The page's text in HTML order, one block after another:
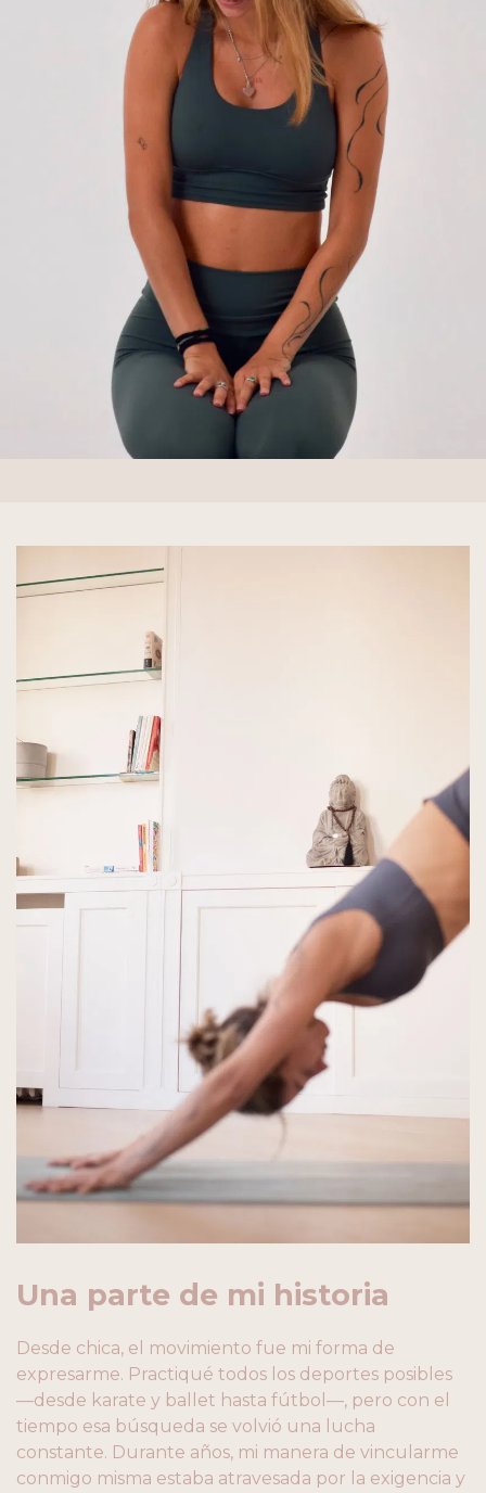
Una parte de mi historia
Desde chica, el movimiento fue mi forma de
expresarme. Practiqué todos los deportes posibles
—desde karate y ballet hasta fútbol—, pero con el
tiempo esa búsqueda se volvió una lucha
constante. Durante años, mi manera de vincularme
conmigo misma estaba atravesada por la exigencia y